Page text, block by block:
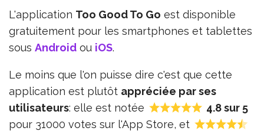
L'application Too Good To Go est disponible
gratuitement pour les smartphones et tablettes
sous Android ou iOS.
Le moins que l'on puisse dire c'est que cette
application est plutôt appréciée par ses
utilisateurs: elle est notée
4.8 sur 5
pour 31000 votes sur l'App Store, et